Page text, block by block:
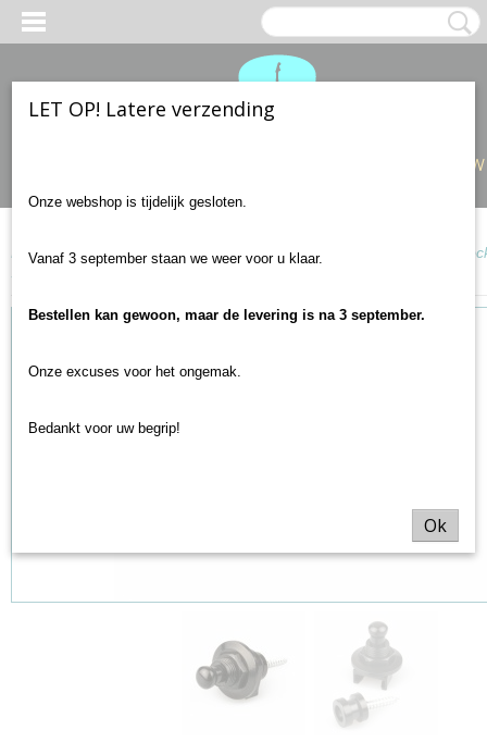
Home>Gitaar accessoires>Gitaarbanden en strap locks
Strap lock roundhead zwart
LET OP! Latere verzending
Onze webshop is tijdelijk gesloten.
Vanaf 3 september staan we weer voor u klaar.
Bestellen kan gewoon, maar de levering is na 3 september.
Onze excuses voor het ongemak.
Bedankt voor uw begrip!
Ok